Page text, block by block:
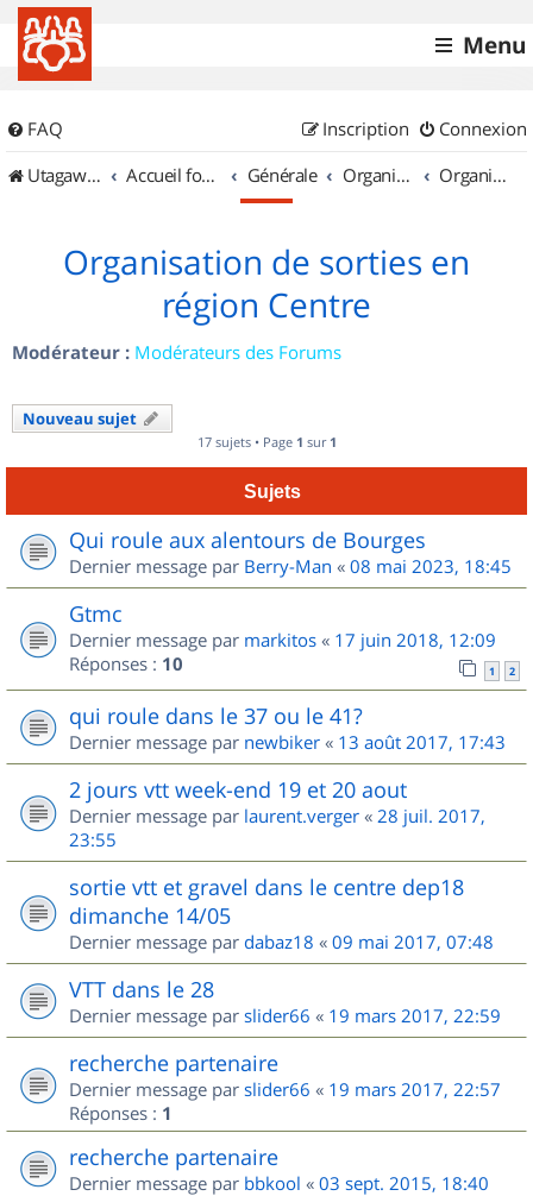
Menu
FAQ Connexion
Inscription
UtagawaVTT (Randos VTT et VTTAE avec traces GPS)
Accueil forum Générale Organisation de sorties & Recherche de partenaires Organisation de sorties en région Centre
Organisation de sorties en
région Centre
Modérateur : Modérateurs des Forums
Nouveau sujet
17 sujets • Page 1 sur 1
Sujets
Qui roule aux alentours de Bourges
Dernier message par Berry-Man « 08 mai 2023, 18:45
Gtmc
Dernier message par markitos « 17 juin 2018, 12:09
Réponses : 10 1 2
qui roule dans le 37 ou le 41?
Dernier message par newbiker « 13 août 2017, 17:43
2 jours vtt week-end 19 et 20 aout
Dernier message par laurent.verger « 28 juil. 2017,
23:55
sortie vtt et gravel dans le centre dep18
dimanche 14/05
Dernier message par dabaz18 « 09 mai 2017, 07:48
VTT dans le 28
Dernier message par slider66 « 19 mars 2017, 22:59
recherche partenaire
Dernier message par slider66 « 19 mars 2017, 22:57
Réponses : 1
recherche partenaire
Dernier message par bbkool « 03 sept. 2015, 18:40